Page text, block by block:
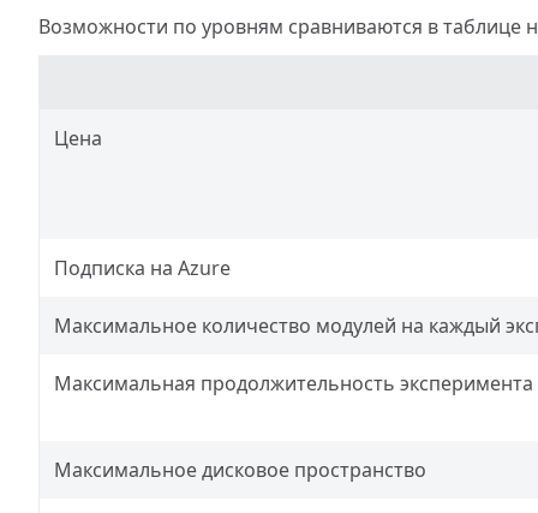
Возможности по уровням сравниваются в таблице
Цена
Подписка на Azure
Максимальное количество модулей на каждый
Максимальная продолжительность эксперимента
Максимальное дисковое пространство